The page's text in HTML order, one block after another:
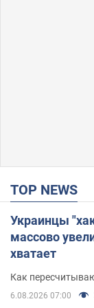
TOP NEWS
Украинцы
массово
хватает
Как
6.08.2026 07:00